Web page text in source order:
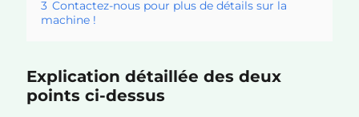
3 Contactez-nous pour plus de détails sur la
machine !
Explication détaillée des deux
points ci-dessus